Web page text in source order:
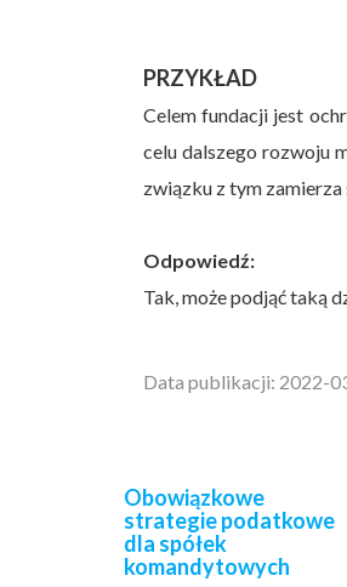
PRZYKŁAD
Celem fundacji jest
celu dalszego rozwoju
związku z tym zamierza
Odpowiedź:
Tak, może podjąć taką
Data publikacji: 2022-
Obowiązkowe
strategie podatkowe
dla spółek
komandytowych